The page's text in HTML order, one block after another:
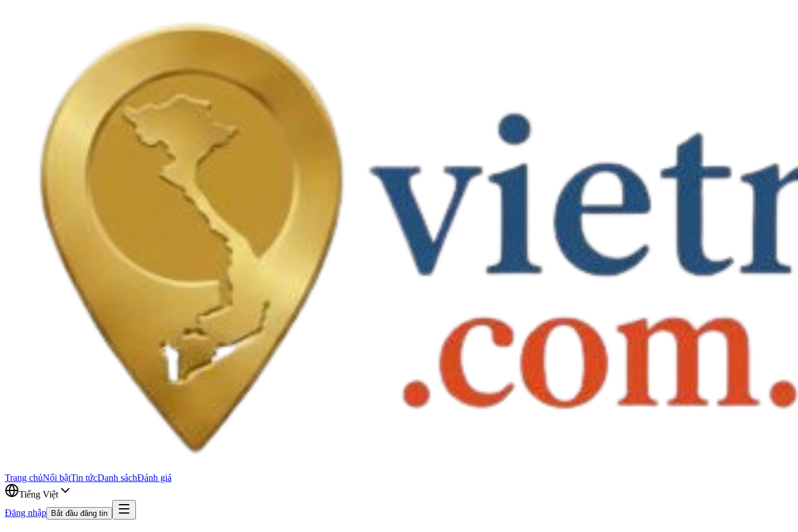
Trang chủNổi bậtTin tứcDanh sáchĐánh giá
Tiếng Việt
Đăng nhập
Bắt đầu đăng tin